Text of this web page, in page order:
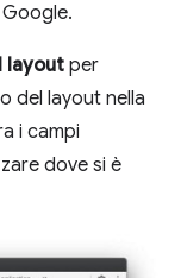
layout per
del layout nella
i campi
dove si è